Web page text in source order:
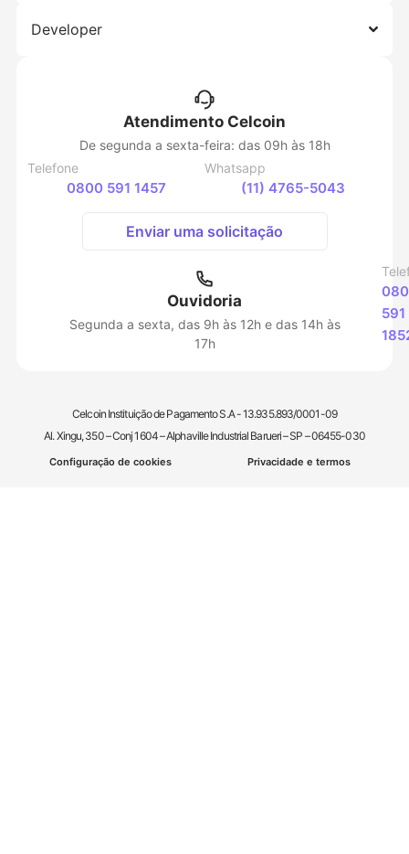
Developer
Atendimento Celcoin
De segunda a sexta-feira: das 09h às 18h
Telefone
0800 591 1457
Whatsapp
(11) 4765-5043
Enviar uma solicitação
Ouvidoria
Segunda a sexta, das 9h às 12h e das 14h às
17h
591
Celcoin Instituição de Pagamento S.A - 13.935.893/0001-09
Al. Xingu, 350 – Conj 1604 – Alphaville Industrial Barueri – SP – 06455-030
Configuração de cookies Privacidade e termos